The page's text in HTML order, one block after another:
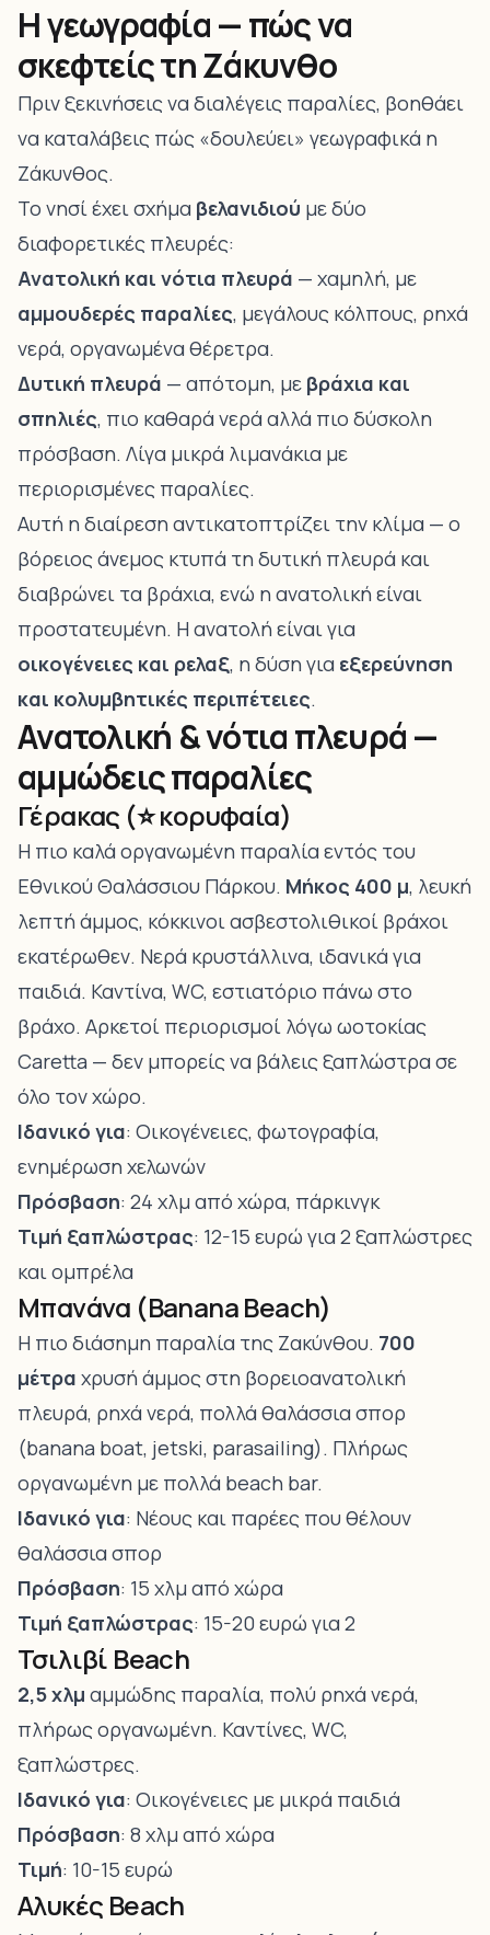
Η γεωγραφία — πώς να
σκεφτείς τη Ζάκυνθο
Πριν ξεκινήσεις να διαλέγεις παραλίες, βοηθάει
να καταλάβεις πώς «δουλεύει» γεωγραφικά η
Ζάκυνθος.
Το νησί έχει σχήμα βελανιδιού με δύο
διαφορετικές πλευρές:
Ανατολική και νότια πλευρά — χαμηλή, με
αμμουδερές παραλίες, μεγάλους κόλπους, ρηχά
νερά, οργανωμένα θέρετρα.
Δυτική πλευρά — απότομη, με βράχια και
σπηλιές, πιο καθαρά νερά αλλά πιο δύσκολη
πρόσβαση. Λίγα μικρά λιμανάκια με
περιορισμένες παραλίες.
Αυτή η διαίρεση αντικατοπτρίζει την κλίμα — ο
βόρειος άνεμος κτυπά τη δυτική πλευρά και
διαβρώνει τα βράχια, ενώ η ανατολική είναι
προστατευμένη. Η ανατολή είναι για
οικογένειες και ρελαξ, η δύση για εξερεύνηση
και κολυμβητικές περιπέτειες.
Ανατολική & νότια πλευρά —
αμμώδεις παραλίες
Γέρακας (⭐ κορυφαία)
Η πιο καλά οργανωμένη παραλία εντός του
Εθνικού Θαλάσσιου Πάρκου. Μήκος 400 μ, λευκή
λεπτή άμμος, κόκκινοι ασβεστολιθικοί βράχοι
εκατέρωθεν. Νερά κρυστάλλινα, ιδανικά για
παιδιά. Καντίνα, WC, εστιατόριο πάνω στο
βράχο. Αρκετοί περιορισμοί λόγω ωοτοκίας
Caretta — δεν μπορείς να βάλεις ξαπλώστρα σε
όλο τον χώρο.
Ιδανικό για: Οικογένειες, φωτογραφία,
ενημέρωση χελωνών
Πρόσβαση: 24 χλμ από χώρα, πάρκινγκ
Τιμή ξαπλώστρας: 12-15 ευρώ για 2 ξαπλώστρες
και ομπρέλα
Μπανάνα (Banana Beach)
Η πιο διάσημη παραλία της Ζακύνθου. 700
μέτρα χρυσή άμμος στη βορειοανατολική
πλευρά, ρηχά νερά, πολλά θαλάσσια σπορ
(banana boat, jetski, parasailing). Πλήρως
οργανωμένη με πολλά beach bar.
Ιδανικό για: Νέους και παρέες που θέλουν
θαλάσσια σπορ
Πρόσβαση: 15 χλμ από χώρα
Τιμή ξαπλώστρας: 15-20 ευρώ για 2
Τσιλιβί Beach
2,5 χλμ αμμώδης παραλία, πολύ ρηχά νερά,
πλήρως οργανωμένη. Καντίνες, WC,
ξαπλώστρες.
Ιδανικό για: Οικογένειες με μικρά παιδιά
Πρόσβαση: 8 χλμ από χώρα
Τιμή: 10-15 ευρώ
Αλυκές Beach